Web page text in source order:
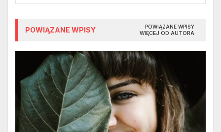
POWIĄZANE WPISY
POWIĄZANE WPISY
WIĘCEJ OD AUTORA